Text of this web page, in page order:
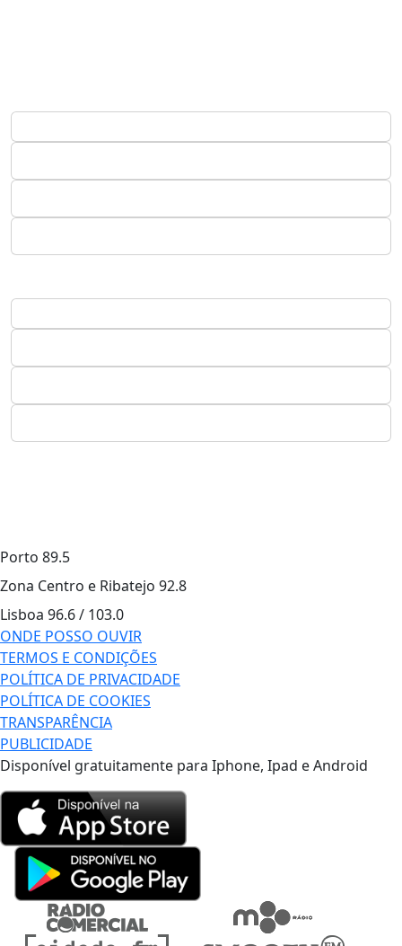
Porto 89.5
Zona Centro e Ribatejo 92.8
Lisboa 96.6 / 103.0
ONDE POSSO OUVIR
TERMOS E CONDIÇÕES
POLÍTICA DE PRIVACIDADE
POLÍTICA DE COOKIES
TRANSPARÊNCIA
PUBLICIDADE
Disponível gratuitamente para Iphone, Ipad e Android